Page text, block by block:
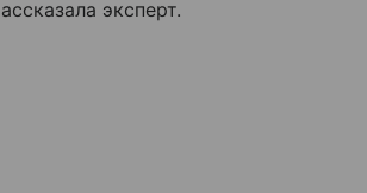
эксперт.